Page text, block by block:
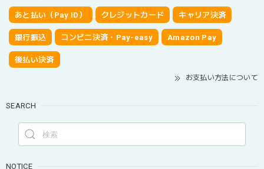
あと払い（Pay ID） クレジットカード キャリア決済
銀行振込 コンビニ決済・Pay-easy Amazon Pay
後払い決済
お支払い方法について
SEARCH
NOTICE